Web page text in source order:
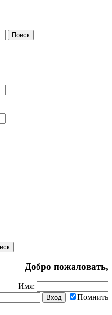
Добро пожаловать,
Имя:
Помнить